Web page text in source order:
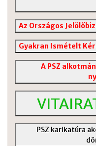
Az Országos
Gyakran Ismételt
A PSZ
a
PSZ karikatúra